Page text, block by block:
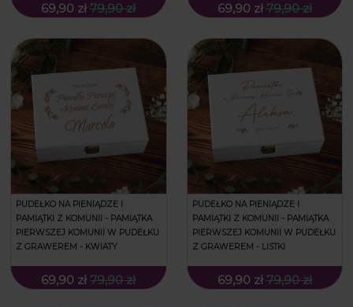
69,90 zł 79,90 zł 69,90 zł 79,90 zł
PUDEŁKO NA PIENIĄDZE I
PAMIĄTKI Z KOMUNII - PAMIĄTKA
PIERWSZEJ KOMUNII W PUDEŁKU
Z GRAWEREM - KWIATY
69,90 zł 79,90 zł
PUDEŁKO NA PIENIĄDZE I
PAMIĄTKI Z KOMUNII - PAMIĄTKA
PIERWSZEJ KOMUNII W PUDEŁKU
Z GRAWEREM - LISTKI
69,90 zł 79,90 zł